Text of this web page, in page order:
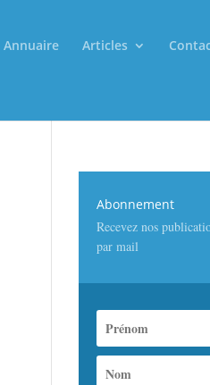
Annuaire Articles
Abonnement
Recevez nos
par mail